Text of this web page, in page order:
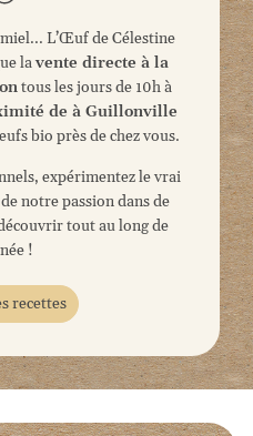
L’Œuf de Célestine
lavente directe à la
tous les jours de 10h à
de à Guillonville
bio près de chez vous.
expérimentez le vrai
notre passion dans de
tout au long de
!
recettes